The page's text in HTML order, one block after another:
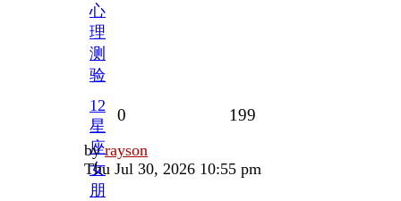
心
理
测
验
12
星
座
女
朋
0 199
Last
post
byrayson
Thu Jul 30, 2026 10:55 pm